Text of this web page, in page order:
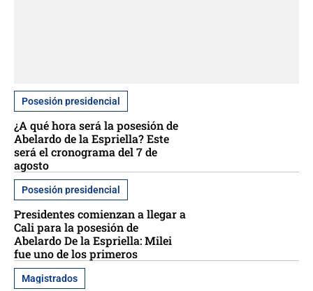
Posesión presidencial
¿A qué hora será la posesión de
Abelardo de la Espriella? Este
será el cronograma del 7 de
agosto
Posesión presidencial
Presidentes comienzan a llegar a
Cali para la posesión de
Abelardo De la Espriella: Milei
fue uno de los primeros
Magistrados